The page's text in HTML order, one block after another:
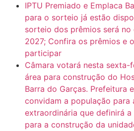
IPTU Premiado e Emplaca
para o sorteio já estão
sorteio dos prêmios será no
2027; Confira os prêmios e
participar
Câmara votará nesta
área para construção do
Barra do Garças. Prefeitura
convidam a população para
extraordinária que definirá
para a construção da